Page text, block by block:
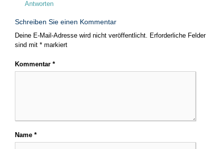
Antworten
Schreiben Sie einen Kommentar
Deine E-Mail-Adresse wird nicht veröffentlicht. Erforderliche Felder
sind mit * markiert
Kommentar *
Name *